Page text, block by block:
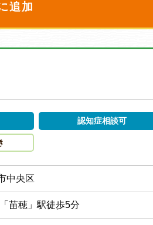
追加
認知症相談可
中央区
苗穂」駅徒歩5分